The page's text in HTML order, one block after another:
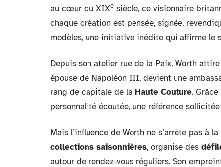
au cœur du XIXe siècle, ce visionnaire
chaque création est pensée, signée,
modèles, une initiative inédite qui affirme le
Depuis son atelier rue de la Paix, Worth
épouse de Napoléon III, devient une
rang de capitale de la Haute Couture.
personnalité écoutée, une référence
Mais l’influence de Worth ne s’arrête pas à
collections saisonnières, organise des
autour de rendez-vous réguliers. Son